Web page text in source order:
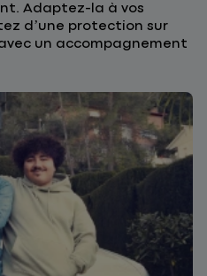
Adaptez-la à vos
d’une protection sur
un accompagnement